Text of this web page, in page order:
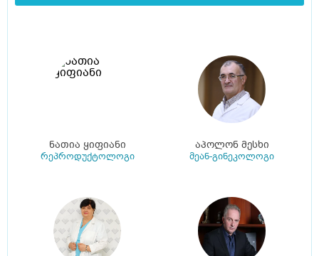
ნათია ყიფიანი
რეპროდუქტოლოგი
აპოლონ მესხი
მეან-გინეკოლოგი